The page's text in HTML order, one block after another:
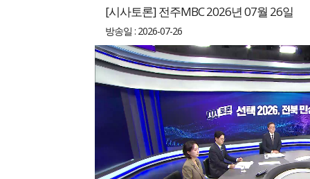
[시사토론] 전주MBC 2026년 07월 26일
방송일 : 2026-07-26